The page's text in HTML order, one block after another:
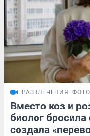
РАЗВЛЕЧЕНИЯ
Вместо коз и
биолог
создала